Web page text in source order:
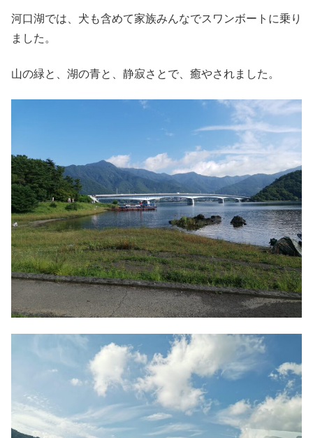
河口湖では、犬も含めて家族みんなでスワンボートに乗り
ました。
山の緑と、湖の青と、静寂さとで、癒やされました。